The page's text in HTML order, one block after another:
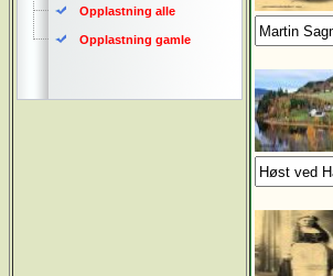
Opplastning alle
Opplastning gamle